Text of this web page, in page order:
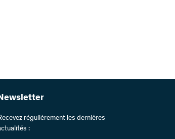
régulièrement les dernières
: